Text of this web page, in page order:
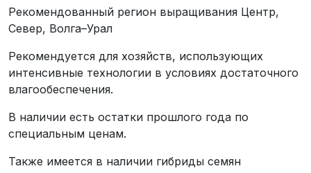
Рекомендованный регион выращивания Центр,
Север, Волга–Урал
Рекомендуется для хозяйств, использующих
интенсивные технологии в условиях достаточного
влагообеспечения.
В наличии есть остатки прошлого года по
специальным ценам.
Также имеется в наличии гибриды семян